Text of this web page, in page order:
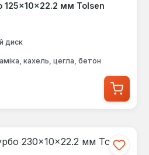
125×10×22.2 мм Tolsen
диск
кахель, цегла, бетон